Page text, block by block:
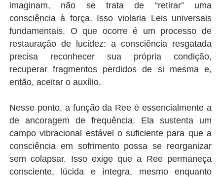
imaginam, não se trata de “retirar” uma
consciência à força. Isso violaria Leis universais
fundamentais. O que ocorre é um processo de
restauração de lucidez: a consciência resgatada
precisa reconhecer sua própria condição,
recuperar fragmentos perdidos de si mesma e,
então, aceitar o auxílio.
Nesse ponto, a função da Ree é essencialmente a
de ancoragem de frequência. Ela sustenta um
campo vibracional estável o suficiente para que a
consciência em sofrimento possa se reorganizar
sem colapsar. Isso exige que a Ree permaneça
consciente, lúcida e íntegra, mesmo enquanto